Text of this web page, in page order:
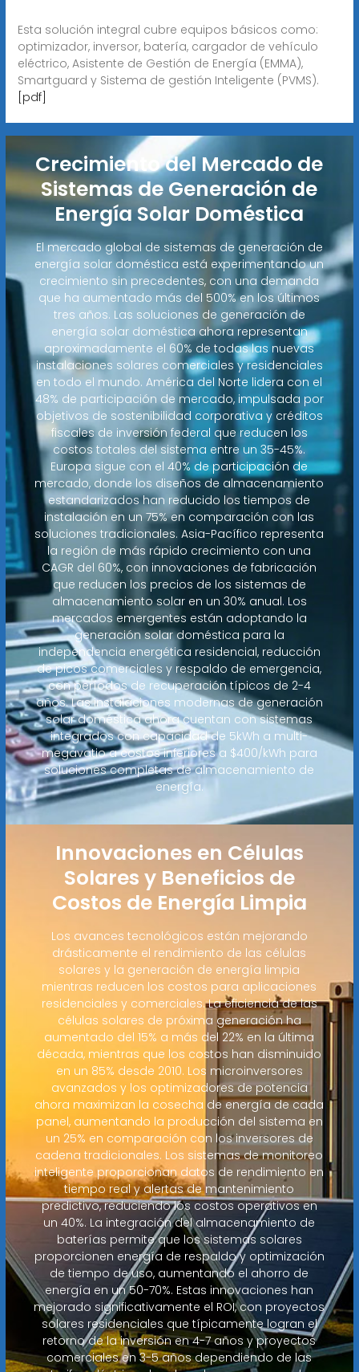
Esta solución integral cubre equipos básicos como:
optimizador, inversor, batería, cargador de vehículo
eléctrico, Asistente de Gestión de Energía (EMMA),
Smartguard y Sistema de gestión Inteligente (PVMS).
[pdf]
Crecimiento del Mercado de
Sistemas de Generación de
Energía Solar Doméstica
El mercado global de sistemas de generación de
energía solar doméstica está experimentando un
crecimiento sin precedentes, con una demanda
que ha aumentado más del 500% en los últimos
tres años. Las soluciones de generación de
energía solar doméstica ahora representan
aproximadamente el 60% de todas las nuevas
instalaciones solares comerciales y residenciales
en todo el mundo. América del Norte lidera con el
48% de participación de mercado, impulsada por
objetivos de sostenibilidad corporativa y créditos
fiscales de inversión federal que reducen los
costos totales del sistema entre un 35-45%.
Europa sigue con el 40% de participación de
mercado, donde los diseños de almacenamiento
estandarizados han reducido los tiempos de
instalación en un 75% en comparación con las
soluciones tradicionales. Asia-Pacífico representa
la región de más rápido crecimiento con una
CAGR del 60%, con innovaciones de fabricación
que reducen los precios de los sistemas de
almacenamiento solar en un 30% anual. Los
mercados emergentes están adoptando la
generación solar doméstica para la
independencia energética residencial, reducción
de picos comerciales y respaldo de emergencia,
con períodos de recuperación típicos de 2-4
años. Las instalaciones modernas de generación
solar doméstica ahora cuentan con sistemas
integrados con capacidad de 5kWh a multi-
megavatio a costos inferiores a $400/kWh para
soluciones completas de almacenamiento de
energía.
Innovaciones en Células
Solares y Beneficios de
Costos de Energía Limpia
Los avances tecnológicos están mejorando
drásticamente el rendimiento de las células
solares y la generación de energía limpia
mientras reducen los costos para aplicaciones
residenciales y comerciales. La eficiencia de las
células solares de próxima generación ha
aumentado del 15% a más del 22% en la última
década, mientras que los costos han disminuido
en un 85% desde 2010. Los microinversores
avanzados y los optimizadores de potencia
ahora maximizan la cosecha de energía de cada
panel, aumentando la producción del sistema en
un 25% en comparación con los inversores de
cadena tradicionales. Los sistemas de monitoreo
inteligente proporcionan datos de rendimiento en
tiempo real y alertas de mantenimiento
predictivo, reduciendo los costos operativos en
un 40%. La integración del almacenamiento de
baterías permite que los sistemas solares
proporcionen energía de respaldo y optimización
de tiempo de uso, aumentando el ahorro de
energía en un 50-70%. Estas innovaciones han
mejorado significativamente el ROI, con proyectos
solares residenciales que típicamente logran el
retorno de la inversión en 4-7 años y proyectos
comerciales en 3-5 años dependiendo de las